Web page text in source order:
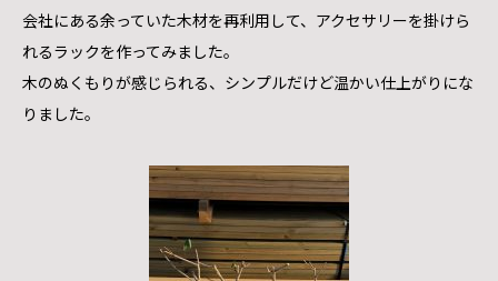
会社にある余っていた木材を再利用して、アクセサリーを掛けら
れるラックを作ってみました。
木のぬくもりが感じられる、シンプルだけど温かい仕上がりにな
りました。